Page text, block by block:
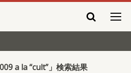
a la “cult”」検索結果